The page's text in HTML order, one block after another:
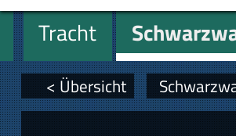
Tracht
Miniaturen
< Übersicht